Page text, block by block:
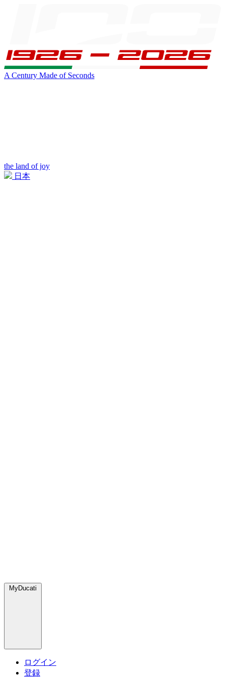
A Century Made of Seconds
the land of joy
日本
MyDucati
ログイン
登録